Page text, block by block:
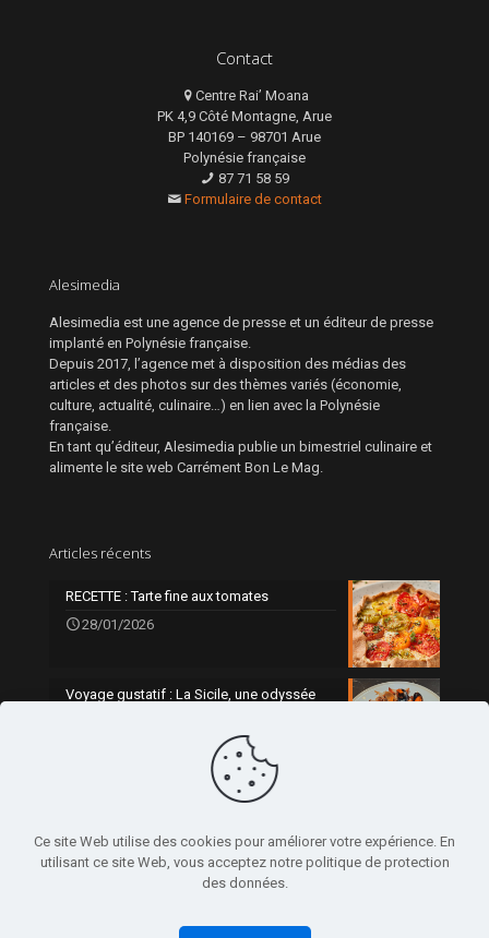
Contact
Centre Rai’ Moana
PK 4,9 Côté Montagne, Arue
BP 140169 – 98701 Arue
Polynésie française
87 71 58 59
Formulaire de contact
Alesimedia
Alesimedia est une agence de presse et un éditeur de presse
implanté en Polynésie française.
Depuis 2017, l’agence met à disposition des médias des
articles et des photos sur des thèmes variés (économie,
culture, actualité, culinaire…) en lien avec la Polynésie
française.
En tant qu’éditeur, Alesimedia publie un bimestriel culinaire et
alimente le site web Carrément Bon Le Mag.
Articles récents
RECETTE : Tarte fine aux tomates
28/01/2026
Voyage gustatif : La Sicile, une odyssée
Ce site Web utilise des cookies pour améliorer votre expérience. En
utilisant ce site Web, vous acceptez notre politique de protection
des données.